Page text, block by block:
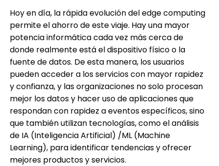
Hoy en día, la rápida evolución del edge computing
permite el ahorro de este viaje. Hay una mayor
potencia informática cada vez más cerca de
donde realmente está el dispositivo físico o la
fuente de datos. De esta manera, los usuarios
pueden acceder a los servicios con mayor rapidez
y confianza, y las organizaciones no solo procesan
mejor los datos y hacer uso de aplicaciones que
respondan con rapidez a eventos específicos, sino
que también utilizan tecnologías, como el análisis
de IA (Inteligencia Artificial) /ML (Machine
Learning), para identificar tendencias y ofrecer
mejores productos y servicios.